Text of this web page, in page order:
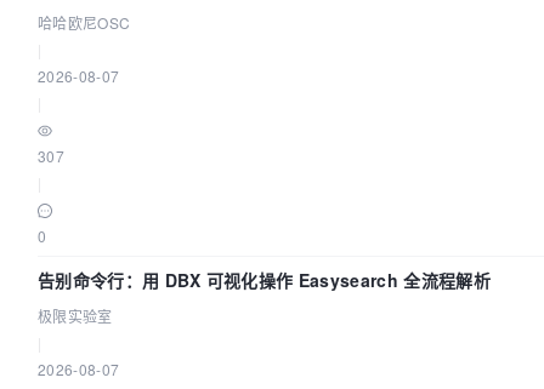
哈哈欧尼OSC
2026-08-07
307
0
告别命令行：用 DBX 可视化操作 Easysearch 全流程解析
极限实验室
2026-08-07